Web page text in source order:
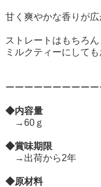
甘く爽やかな香りが広
ストレートはもちろん
ミルクティーにしても
ーーーーーーーーー
◆内容量
→60ｇ
◆賞味期限
→出荷から2年
◆原材料